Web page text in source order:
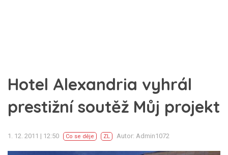
Hotel Alexandria vyhrál
prestižní soutěž Můj projekt
1. 12. 2011 | 12:50 Co se děje ZL Autor: Admin1072